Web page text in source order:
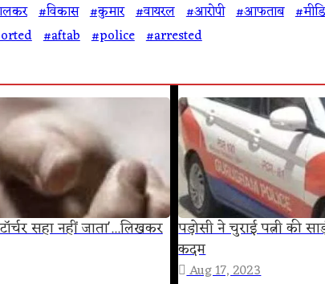
#विकास #कुमार #वायरल #आरोपी #आफताब
#aftab #police #arrested
सहा नहीं जाता'...लिखकर
पड़ोसी ने चुराई पत्नी की
कदम
Aug 17, 2023